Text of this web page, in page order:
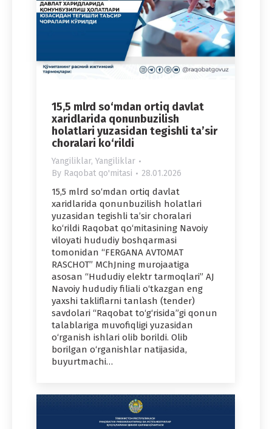
15,5 mlrd so‘mdan ortiq davlat
xaridlarida qonunbuzilish
holatlari yuzasidan tegishli ta’sir
choralari ko‘rildi
Yangiliklar, Yangiliklar
By Raqobat qo'mitasi 28.01.2026
15,5 mlrd so‘mdan ortiq davlat
xaridlarida qonunbuzilish holatlari
yuzasidan tegishli ta’sir choralari
ko‘rildi Raqobat qo‘mitasining Navoiy
viloyati hududiy boshqarmasi
tomonidan “FERGANA AVTOMAT
RASCHOT” MChJning murojaatiga
asosan “Hududiy elektr tarmoqlari” AJ
Navoiy hududiy filiali o‘tkazgan eng
yaxshi takliflarni tanlash (tender)
savdolari “Raqobat to‘g‘risida”gi qonun
talablariga muvofiqligi yuzasidan
o‘rganish ishlari olib borildi. Olib
borilgan o‘rganishlar natijasida,
buyurtmachi…